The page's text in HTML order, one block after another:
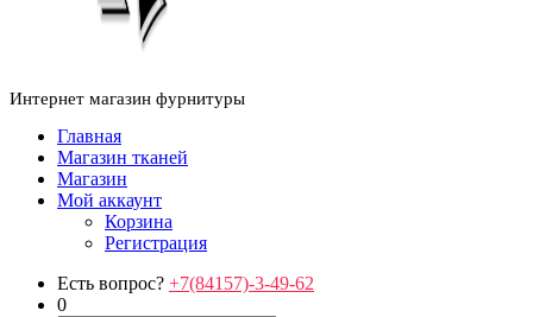
Интернет магазин фурнитуры
Главная
Магазин тканей
Магазин
Мой аккаунт
Корзина
Регистрация
Есть вопрос? +7(84157)-3-49-62
0